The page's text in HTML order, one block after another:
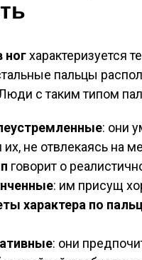
ногхарактеризуется
пальцы
с таким типом
: они
не отвлекаясь на
говорит о
: им присущ
характера по
: они